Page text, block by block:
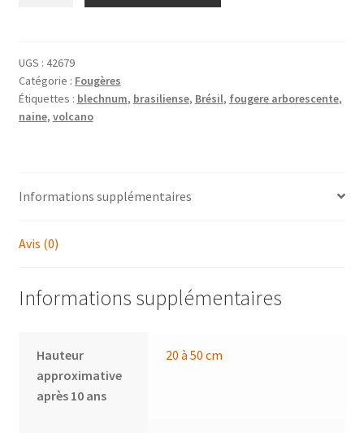
'Volcano'
-
fougère
arborescente
UGS : 42679
Catégorie : Fougères
Étiquettes : blechnum, brasiliense, Brésil, fougere arborescente,
naine, volcano
Informations supplémentaires
Avis (0)
Informations supplémentaires
Hauteur
approximative
après 10 ans
20 à 50 cm